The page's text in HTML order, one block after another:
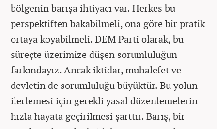
bölgenin barışa ihtiyacı var. Herkes bu
perspektiften bakabilmeli, ona göre bir pratik
ortaya koyabilmeli. DEM Parti olarak, bu
süreçte üzerimize düşen sorumluluğun
farkındayız. Ancak iktidar, muhalefet ve
devletin de sorumluluğu büyüktür. Bu yolun
ilerlemesi için gerekli yasal düzenlemelerin
hızla hayata geçirilmesi şarttır. Barış, bir